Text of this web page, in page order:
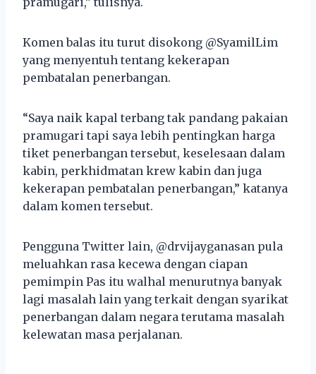
Komen balas itu turut disokong @SyamilLim
yang menyentuh tentang kekerapan
pembatalan penerbangan.
“Saya naik kapal terbang tak pandang pakaian
pramugari tapi saya lebih pentingkan harga
tiket penerbangan tersebut, keselesaan dalam
kabin, perkhidmatan krew kabin dan juga
kekerapan pembatalan penerbangan,” katanya
dalam komen tersebut.
Pengguna Twitter lain, @drvijayganasan pula
meluahkan rasa kecewa dengan ciapan
pemimpin Pas itu walhal menurutnya banyak
lagi masalah lain yang terkait dengan syarikat
penerbangan dalam negara terutama masalah
kelewatan masa perjalanan.